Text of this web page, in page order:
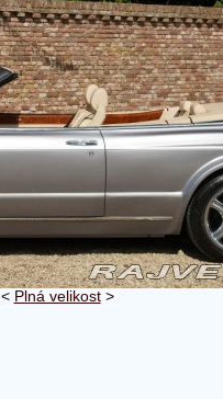
< Plná velikost>